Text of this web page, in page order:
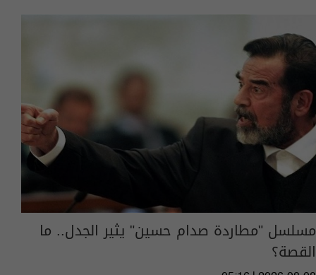
مسلسل "مطاردة صدام حسين" يثير الجدل.. ما
القصة؟